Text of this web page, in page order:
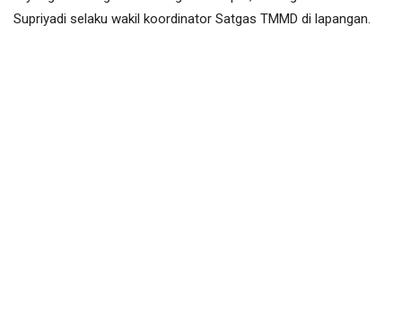
Supriyadi selaku wakil koordinator Satgas TMMD di lapangan.